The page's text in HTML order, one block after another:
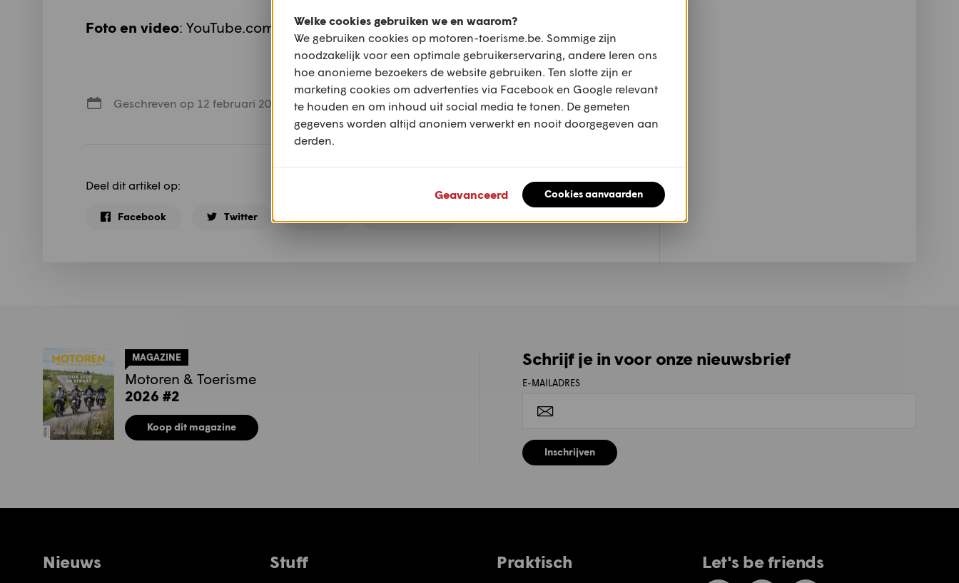
Foto en video: YouTube.com/Randy Chen
Geschreven op 12 februari 2020
Deel dit artikel op:
Facebook Twitter
MAGAZINE
Motoren & Toerisme
2026 #2
Koop dit magazine
Schrijf je in voor onze nieuwsbrief
E-MAILADRES
Inschrijven
Nieuws Stuff Praktisch Let's be friends
Welke cookies gebruiken we en waarom?
We gebruiken cookies op motoren-toerisme.be. Sommige zijn
noodzakelijk voor een optimale gebruikerservaring, andere leren ons
hoe anonieme bezoekers de website gebruiken. Ten slotte zijn er
marketing cookies om advertenties via Facebook en Google relevant
te houden en om inhoud uit social media te tonen. De gemeten
gegevens worden altijd anoniem verwerkt en nooit doorgegeven aan
derden.
Geavanceerd Cookies aanvaarden